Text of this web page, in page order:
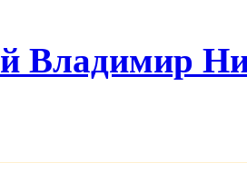
Владимир